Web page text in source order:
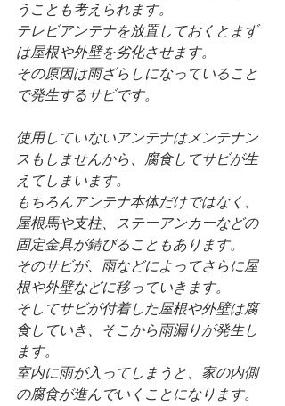
うことも考えられます。
テレビアンテナを放置しておくとまず
は屋根や外壁を劣化させます。
その原因は雨ざらしになっていること
で発生するサビです。
使用していないアンテナはメンテナン
スもしませんから、腐食してサビが生
えてしまいます。
もちろんアンテナ本体だけではなく、
屋根馬や支柱、ステーアンカーなどの
固定金具が錆びることもあります。
そのサビが、雨などによってさらに屋
根や外壁などに移っていきます。
そしてサビが付着した屋根や外壁は腐
食していき、そこから雨漏りが発生し
ます。
室内に雨が入ってしまうと、家の内側
の腐食が進んでいくことになります。